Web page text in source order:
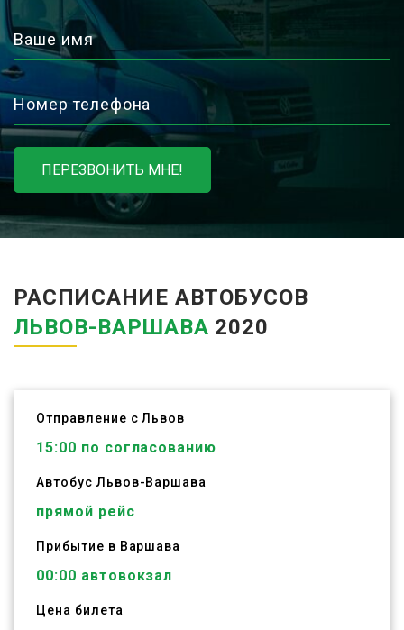
Ваше имя
Номер телефона
ПЕРЕЗВОНИТЬ МНЕ!
РАСПИСАНИЕ АВТОБУСОВ
ЛЬВОВ-ВАРШАВА 2020
Отправление с Львов
15:00 по согласованию
Автобус Львов-Варшава
прямой рейс
Прибытие в Варшава
00:00 автовокзал
Цена билета